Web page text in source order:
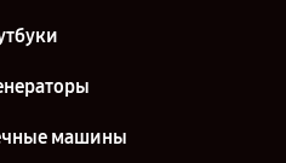
машины